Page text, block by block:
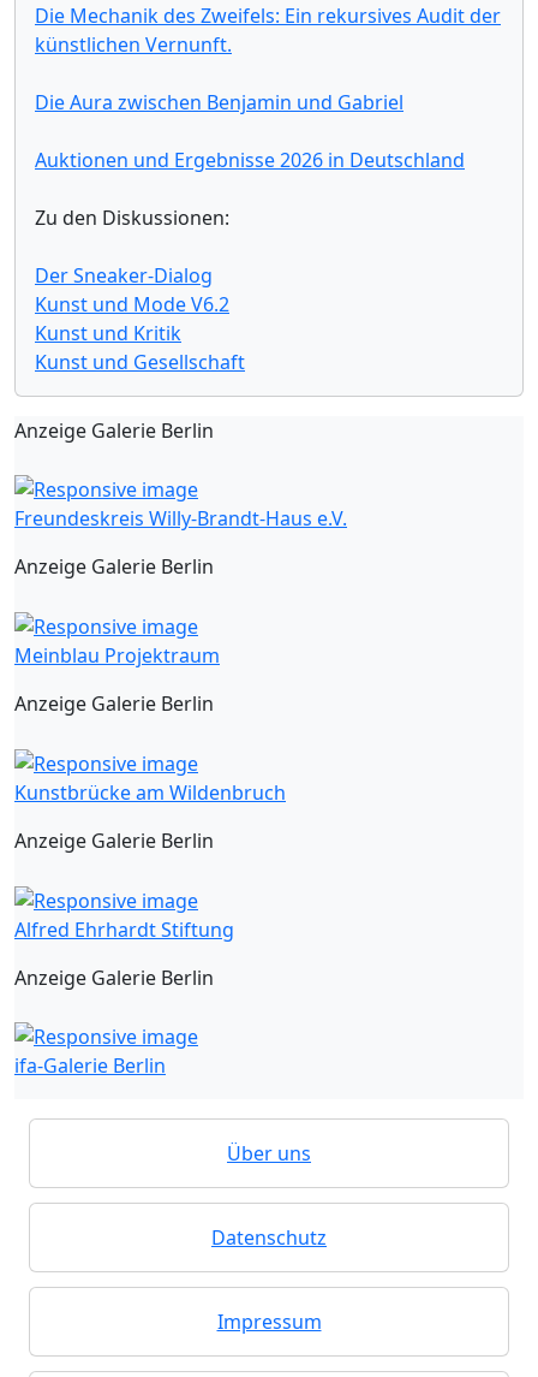
Die Mechanik des Zweifels: Ein rekursives Audit der
künstlichen Vernunft.
Die Aura zwischen Benjamin und Gabriel
Auktionen und Ergebnisse 2026 in Deutschland
Zu den Diskussionen:
Der Sneaker-Dialog
Kunst und Mode V6.2
Kunst und Kritik
Kunst und Gesellschaft
Anzeige Galerie Berlin
Freundeskreis Willy-Brandt-Haus e.V.
Anzeige Galerie Berlin
Meinblau Projektraum
Anzeige Galerie Berlin
Kunstbrücke am Wildenbruch
Anzeige Galerie Berlin
Alfred Ehrhardt Stiftung
Anzeige Galerie Berlin
ifa-Galerie Berlin
Über uns
Datenschutz
Impressum